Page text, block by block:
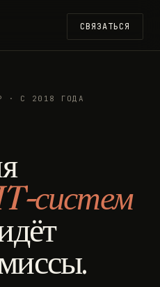
СВЯЗАТЬСЯ
· С 2018 ГОДА
систем